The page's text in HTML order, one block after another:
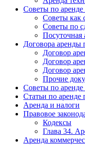
Советы по
Советы как
Советы по
Посуточная
Договора аренды
Договор
Договор
Договор
Прочие
Советы по аренде
Статьи по аренде
Аренда и налоги
Правовое
Кодексы
Глава 34.
Аренда